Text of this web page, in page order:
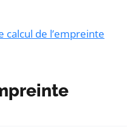
calcul de l’empreinte